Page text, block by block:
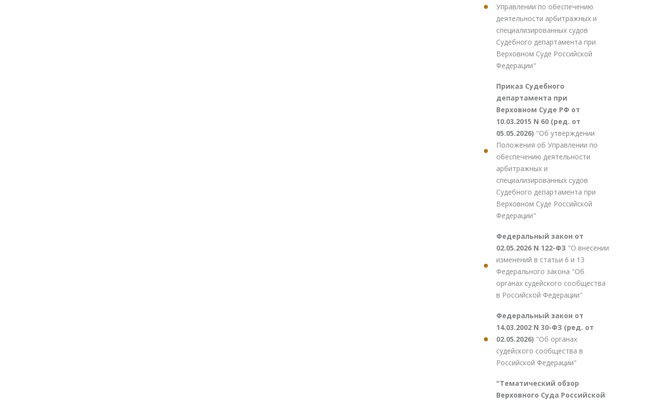
Управлении по обеспечению
деятельности арбитражных и
специализированных судов
Судебного департамента при
Верховном Суде Российской
Федерации"
Приказ Судебного
департамента при
Верховном Суде РФ от
10.03.2015 N 60 (ред. от
05.05.2026) "Об утверждении
Положения об Управлении по
обеспечению деятельности
арбитражных и
специализированных судов
Судебного департамента при
Верховном Суде Российской
Федерации"
Федеральный закон от
02.05.2026 N 122-ФЗ "О внесении
изменений в статьи 6 и 13
Федерального закона "Об
органах судейского сообщества
в Российской Федерации"
Федеральный закон от
14.03.2002 N 30-ФЗ (ред. от
02.05.2026) "Об органах
судейского сообщества в
Российской Федерации"
"Тематический обзор
Верховного Суда Российской